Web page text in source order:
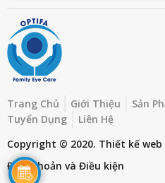
Trang Chủ Giới Thiệu Sản
Tuyển Dụng
Liên Hệ
Copyright © 2020. Thiết kế web
Điều khoản và Điều kiện